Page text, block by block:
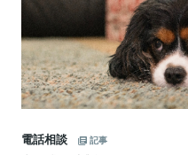
電話相談
記事